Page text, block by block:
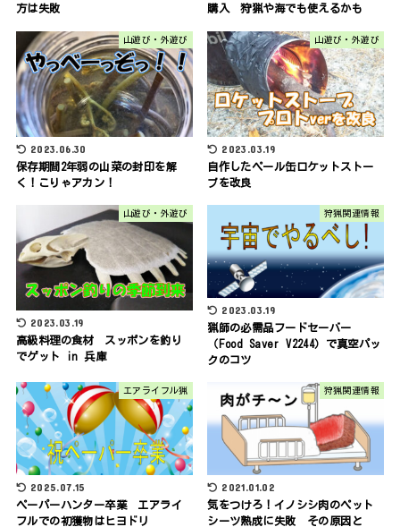
方は失敗
購入 狩猟や海でも使えるかも
山遊び・外遊び
2023.06.30
保存期間2年弱の山菜の封印を解
く！こりゃアカン！
山遊び・外遊び
2023.03.19
自作したペール缶ロケットストー
ブを改良
山遊び・外遊び
2023.03.19
高級料理の食材 スッポンを釣り
でゲット in 兵庫
狩猟関連情報
2023.03.19
猟師の必需品フードセーバー
（Food Saver V2244）で真空パッ
クのコツ
エアライフル猟
2025.07.15
ペーパーハンター卒業 エアライ
フルでの初獲物はヒヨドリ
狩猟関連情報
2021.01.02
気をつけろ！イノシシ肉のペット
シーツ熟成に失敗 その原因と